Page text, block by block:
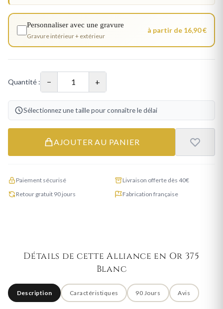
Personnaliser avec une gravure
Gravure intérieur + extérieur
à partir de 16,90 €
Quantité : − +
Sélectionnez une taille pour connaître le délai
AJOUTER AU PANIER
Paiement sécurisé
Livraison offerte dès 40€
Retour gratuit 90 jours
Fabrication française
Détails de cette Alliance en Or 375
Blanc
Description Caractéristiques 90 Jours Avis